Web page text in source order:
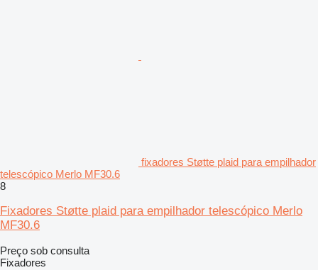
fixadores Støtte plaid para empilhador
telescópico Merlo MF30.6
8
Fixadores Støtte plaid para empilhador telescópico Merlo
MF30.6
Preço sob consulta
Fixadores